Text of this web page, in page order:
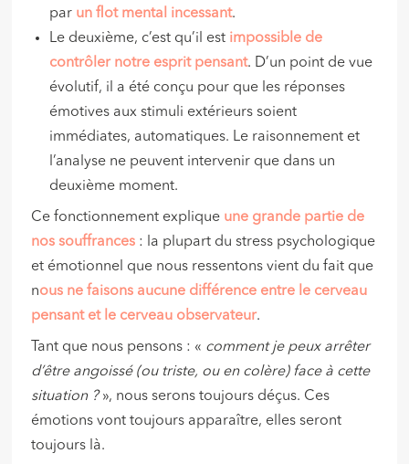
par un flot mental incessant.
Le deuxième, c’est qu’il est impossible de
contrôler notre esprit pensant. D’un point de vue
évolutif, il a été conçu pour que les réponses
émotives aux stimuli extérieurs soient
immédiates, automatiques. Le raisonnement et
l’analyse ne peuvent intervenir que dans un
deuxième moment.
Ce fonctionnement explique une grande partie de
nos souffrances : la plupart du stress psychologique
et émotionnel que nous ressentons vient du fait que
nous ne faisons aucune différence entre le cerveau
pensant et le cerveau observateur.
Tant que nous pensons : « comment je peux arrêter
d’être angoissé (ou triste, ou en colère) face à cette
situation ?», nous serons toujours déçus. Ces
émotions vont toujours apparaître, elles seront
toujours là.